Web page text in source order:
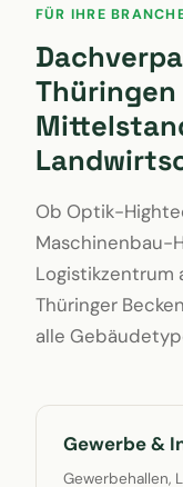
FÜR IHRE
Ob Optik-
Maschinenbau-
Logistikzentrum
Thüringer
alle
Gewerbe &
Gewerbehallen,